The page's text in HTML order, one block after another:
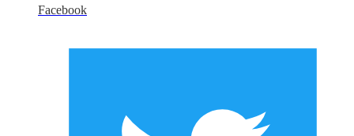
Facebook